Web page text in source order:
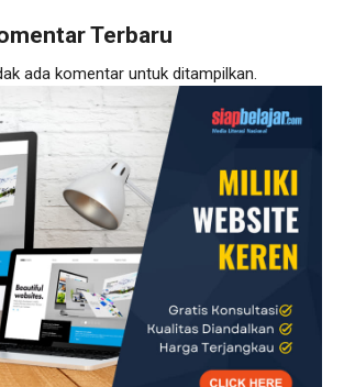
Terbaru
ada komentar untuk ditampilkan.